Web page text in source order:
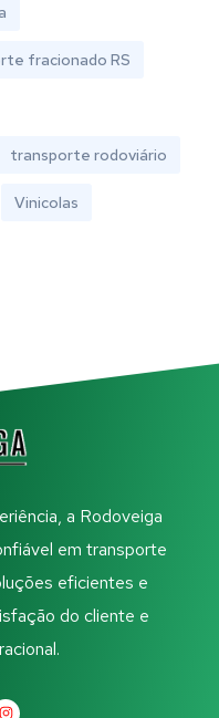
fracionado RS
transporte rodoviário
Vinicolas
a Rodoveiga
em transporte
eficientes e
do cliente e